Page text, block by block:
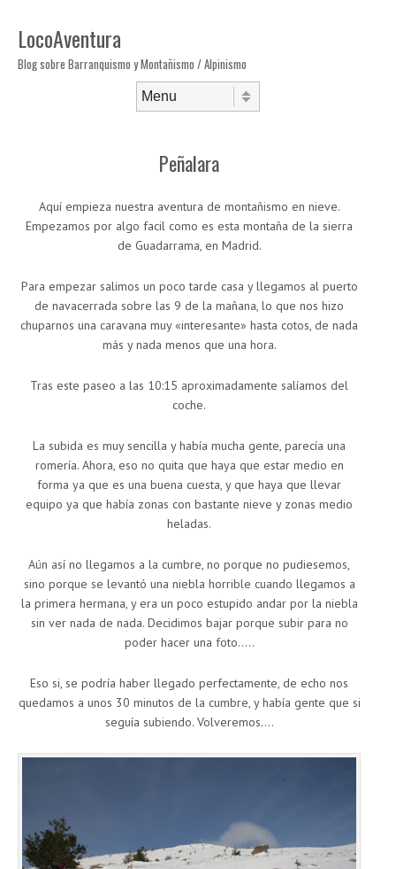
LocoAventura
Blog sobre Barranquismo y Montañismo / Alpinismo
Peñalara
Aquí empieza nuestra aventura de montañismo en nieve.
Empezamos por algo facil como es esta montaña de la sierra
de Guadarrama, en Madrid.
Para empezar salimos un poco tarde casa y llegamos al puerto
de navacerrada sobre las 9 de la mañana, lo que nos hizo
chuparnos una caravana muy «interesante» hasta cotos, de nada
más y nada menos que una hora.
Tras este paseo a las 10:15 aproximadamente salíamos del
coche.
La subida es muy sencilla y había mucha gente, parecía una
romería. Ahora, eso no quita que haya que estar medio en
forma ya que es una buena cuesta, y que haya que llevar
equipo ya que había zonas con bastante nieve y zonas medio
heladas.
Aún así no llegamos a la cumbre, no porque no pudiesemos,
sino porque se levantó una niebla horrible cuando llegamos a
la primera hermana, y era un poco estupido andar por la niebla
sin ver nada de nada. Decidimos bajar porque subir para no
poder hacer una foto…..
Eso si, se podría haber llegado perfectamente, de echo nos
quedamos a unos 30 minutos de la cumbre, y había gente que si
seguía subiendo. Volveremos….